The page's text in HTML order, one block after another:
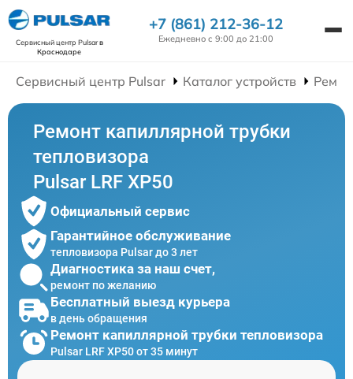
Сервисный центр Pulsarв
Краснодаре
+7 (861) 212-36-12
Ежедневно с 9:00 до 21:00
Сервисный центр Pulsar Каталог устройств
Ремонт капиллярной трубки
тепловизора
Pulsar LRF XP50
Официальный сервис
Гарантийное обслуживание
тепловизора Pulsar до 3 лет
Диагностика за наш счет,
ремонт по желанию
Бесплатный выезд курьера
в день обращения
Ремонт капиллярной трубки тепловизора
Pulsar LRF XP50 от 35 минут